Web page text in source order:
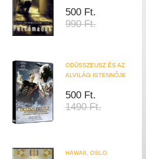
500 Ft.
990 Ft.
ODÜSSZEUSZ ÉS AZ
ALVILÁG ISTENNŐJE
500 Ft.
1490 Ft.
HAWAII, OSLO